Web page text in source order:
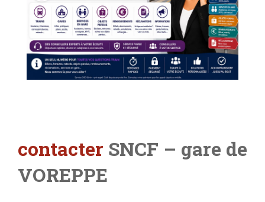
contacter SNCF – gare de
VOREPPE